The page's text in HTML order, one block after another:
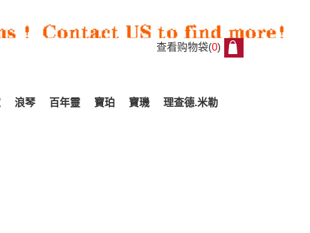
查看购物袋(0)
浪琴 百年靈 寶珀 寶璣 理查德.米勒